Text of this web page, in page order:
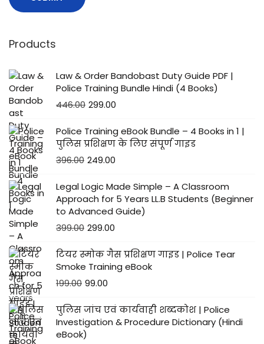
Products
Law & Order Bandobast Duty Guide PDF |
Police Training Bundle Hindi (4 Books)
446.00 299.00
Police Training eBook Bundle – 4 Books in 1 |
पुलिस प्रशिक्षण के लिए संपूर्ण गाइड
396.00 249.00
Legal Logic Made Simple – A Classroom
Approach for 5 Years LL.B Students (Beginner
to Advanced Guide)
399.00 299.00
टियर स्मोक गैस प्रशिक्षण गाइड | Police Tear
Smoke Training eBook
199.00 99.00
पुलिस जांच एवं कार्यवाही शब्दकोश | Police
Investigation & Procedure Dictionary (Hindi
eBook)